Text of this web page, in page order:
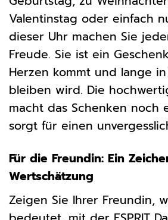
Valentinstag oder einfach
dieser Uhr machen Sie
Freude. Sie ist ein
Herzen kommt und lange
bleiben wird. Die
macht das Schenken noch
sorgt für einen
Für die Freundin: Ein
Wertschätzung
Zeigen Sie Ihrer Freundin,